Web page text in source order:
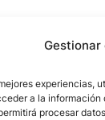
experiencias,
a la
procesar